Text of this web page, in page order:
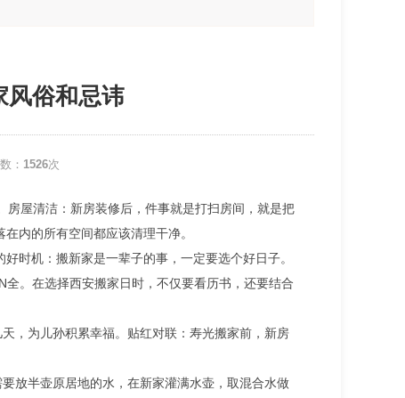
风俗和忌讳
： 1526次
屋清洁：新房装修后，件事就是打扫房间，就是把
内的所有空间都应该清理干净。
时机：搬新家是一辈子的事，一定要选个好日子。
。在选择西安搬家日时，不仅要看历书，还要结合
，为儿孙积累幸福。贴红对联：寿光搬家前，新房
放半壶原居地的水，在新家灌满水壶，取混合水做